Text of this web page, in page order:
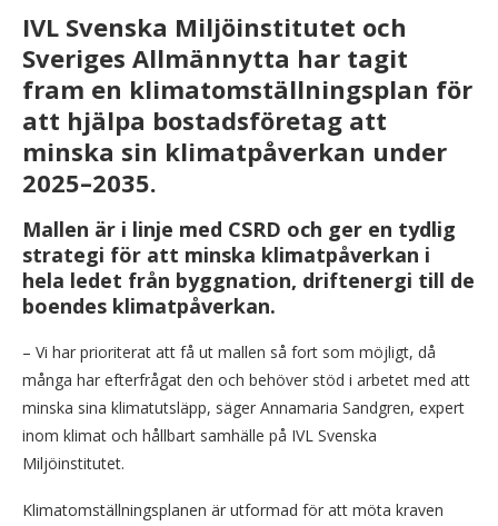
IVL Svenska Miljöinstitutet och
Sveriges Allmännytta har tagit
fram en klimatomställningsplan för
att hjälpa bostadsföretag att
minska sin klimatpåverkan under
2025–2035.
Mallen är i linje med CSRD och ger en tydlig
strategi för att minska klimatpåverkan i
hela ledet från byggnation, driftenergi till de
boendes klimatpåverkan.
– Vi har prioriterat att få ut mallen så fort som möjligt, då
många har efterfrågat den och behöver stöd i arbetet med att
minska sina klimatutsläpp, säger Annamaria Sandgren, expert
inom klimat och hållbart samhälle på IVL Svenska
Miljöinstitutet.
Klimatomställningsplanen är utformad för att möta kraven